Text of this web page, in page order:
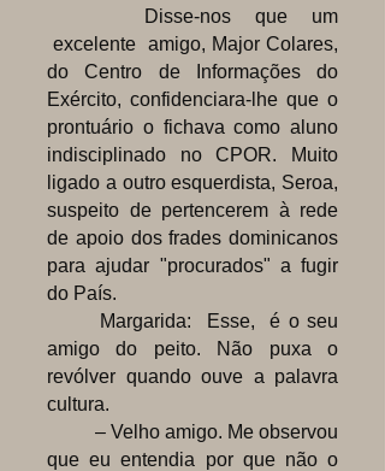
Disse-nos que um
excelente amigo, Major Colares,
do Centro de Informações do
Exército, confidenciara-lhe que o
prontuário o fichava como aluno
indisciplinado no CPOR. Muito
ligado a outro esquerdista, Seroa,
suspeito de pertencerem à rede
de apoio dos frades dominicanos
para ajudar "procurados" a fugir
do País.
Margarida: Esse, é o seu
amigo do peito. Não puxa o
revólver quando ouve a palavra
cultura.
– Velho amigo. Me observou
que eu entendia por que não o